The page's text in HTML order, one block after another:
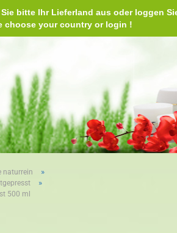
bitte Ihr Lieferland aus oder loggen
choose your country or
naturrein »
»
500 ml